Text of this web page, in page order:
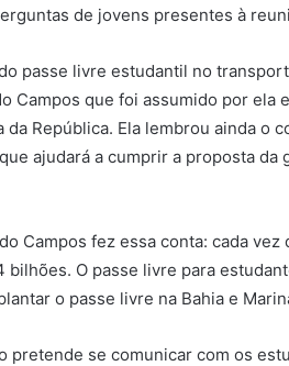
de jovens presentes à
passe livre estudantil no
Campos que foi assumido por ela
República. Ela lembrou ainda o
ajudará a cumprir a proposta
Campos fez essa conta: cada
bilhões. O passe livre para
o passe livre na Bahia e
pretende se comunicar com os